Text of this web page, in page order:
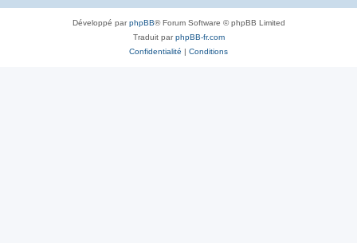
Développé parphpBB® Forum Software © phpBB Limited
Traduit parphpBB-fr.com
Confidentialité | Conditions